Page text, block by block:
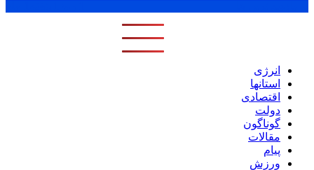
انرژی
استانها
اقتصادی
دولت
گوناگون
مقالات
پیام
ورزش